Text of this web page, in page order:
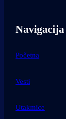
Navigacija
Početna
Vesti
Utakmice